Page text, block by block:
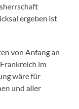
ergeben ist
von Anfang an
im
wäre für
und aller